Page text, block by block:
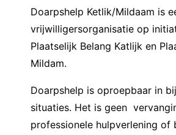
Doarpshelp Ketlik/Mildaam is
vrijwilligersorganisatie op
Plaatselijk Belang Katlijk en
Mildam.
Doarpshelp is oproepbaar in
situaties. Het is geen
professionele hulpverlening of